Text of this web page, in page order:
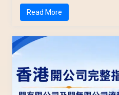
Read More